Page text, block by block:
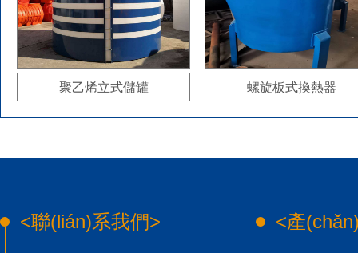
聚乙烯立式儲罐 螺旋板式換熱器
<聯(lián)系我們> <產